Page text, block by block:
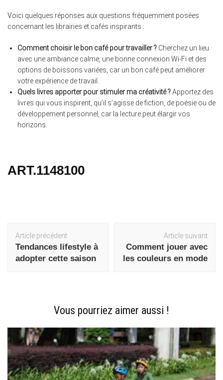
Voici quelques réponses aux questions fréquemment posées
concernant les librairies et cafés inspirants :
Comment choisir le bon café pour travailler ? Cherchez un lieu
avec une ambiance calme, une bonne connexion Wi-Fi et des
options de boissons variées, car un bon café peut améliorer
votre expérience de travail.
Quels livres apporter pour stimuler ma créativité ?Apportez des
livres qui vous inspirent, qu’il s’agisse de fiction, de poésie ou de
développement personnel, car la lecture peut élargir vos
horizons.
ART.1148100
Navigation
d'article
Article précédent
Tendances lifestyle à
adopter cette saison
Article suivant
Comment jouer avec
les couleurs en mode
Vous pourriez aimer aussi !